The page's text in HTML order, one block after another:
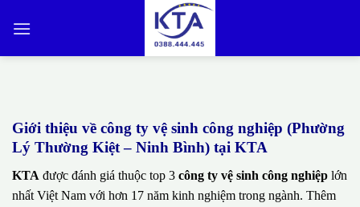
qua
Giới thiệu về công ty vệ sinh công nghiệp (Phường
Lý Thường Kiệt – Ninh Bình) tại KTA
KTA được đánh giá thuộc top 3 công ty vệ sinh công nghiệp lớn
nhất Việt Nam với hơn 17 năm kinh nghiệm trong ngành. Thêm